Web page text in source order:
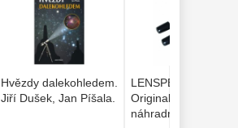
Hvězdy dalekohledem.
Jiří Dušek, Jan Píšala.
LENSPEN New
Original čistící pero
náhradní špice